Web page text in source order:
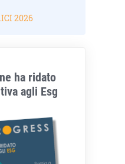
2026
ha ridato
agli Esg